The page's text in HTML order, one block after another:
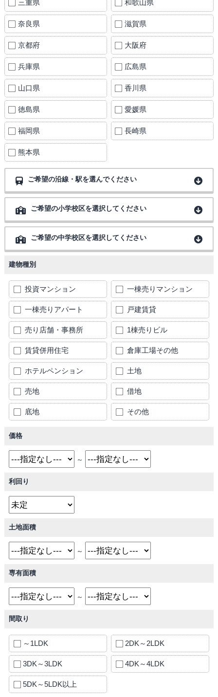
三重県 和歌山県
奈良県 滋賀県
京都府 大阪府
兵庫県 広島県
山口県 香川県
徳島県 愛媛県
福岡県 長崎県
熊本県
ご希望の沿線・駅を選んでください
ご希望の小学校区を選択してください
ご希望の中学校区を選択してください
建物種別
投資マンション 一棟売りマンション
一棟売りアパート 戸建賃貸
売り店舗・事務所 1棟売りビル
賃貸併用住宅 倉庫工場その他
ホテルペンション 土地
売地 借地
底地 その他
価格
～
利回り
土地面積
～
専有面積
～
間取り
～1LDK 2DK～2LDK
3DK～3LDK 4DK～4LDK
5DK～5LDK以上